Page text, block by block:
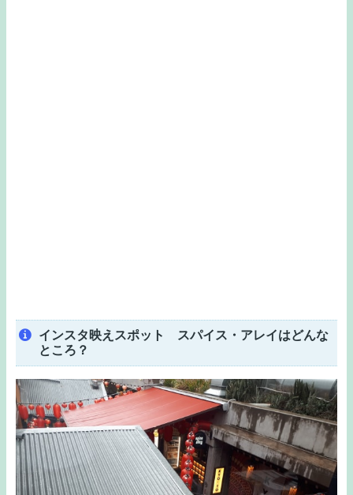
インスタ映えスポット スパイス・アレイはどんな
ところ？